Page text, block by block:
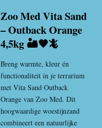
Zoo Med Vita Sand
– Outback Orange
4,5kg 🏜️🧡🦎
Breng warmte, kleur én
functionaliteit in je terrarium
met Vita Sand Outback
Orange van Zoo Med. Dit
hoogwaardige woestijnzand
combineert een natuurlijke